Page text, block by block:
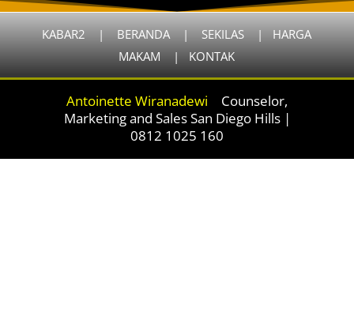
KABAR2 | BERANDA | SEKILAS | HARGA
MAKAM | KONTAK
Antoinette Wiranadewi
Counselor,
Marketing and Sales San Diego Hills |
0812 1025 160